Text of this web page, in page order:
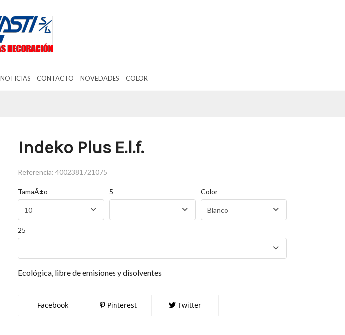
NOTICIAS CONTACTO NOVEDADES COLOR
Indeko Plus E.l.f.
Referencia: 4002381721075
TamaÃ±o
10
5 Color
Blanco
25
Ecológica, libre de emisiones y disolventes
Facebook Pinterest Twitter